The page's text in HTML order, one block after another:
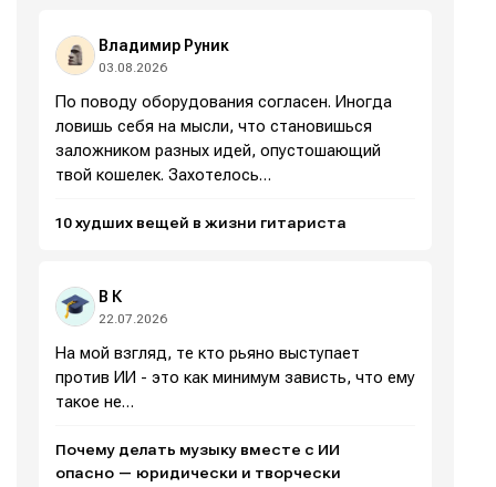
Мы в социальных сетях
О проекте
Реклама
Редакционная политика (в разработке)
Предложение новостей Помощь проекту
Мы в социальных сетях
О проекте
Реклама
Редакционная политика (в разработке)
Предложение новостей Помощь проекту
Владимир Руник
03.08.2026
По поводу оборудования согласен. Иногда
ловишь себя на мысли, что становишься
заложником разных идей, опустошающий
твой кошелек. Захотелось…
10 худших вещей в жизни гитариста
В К
22.07.2026
На мой взгляд, те кто рьяно выступает
против ИИ - это как минимум зависть, что ему
такое не…
Почему делать музыку вместе с ИИ
опасно — юридически и творчески